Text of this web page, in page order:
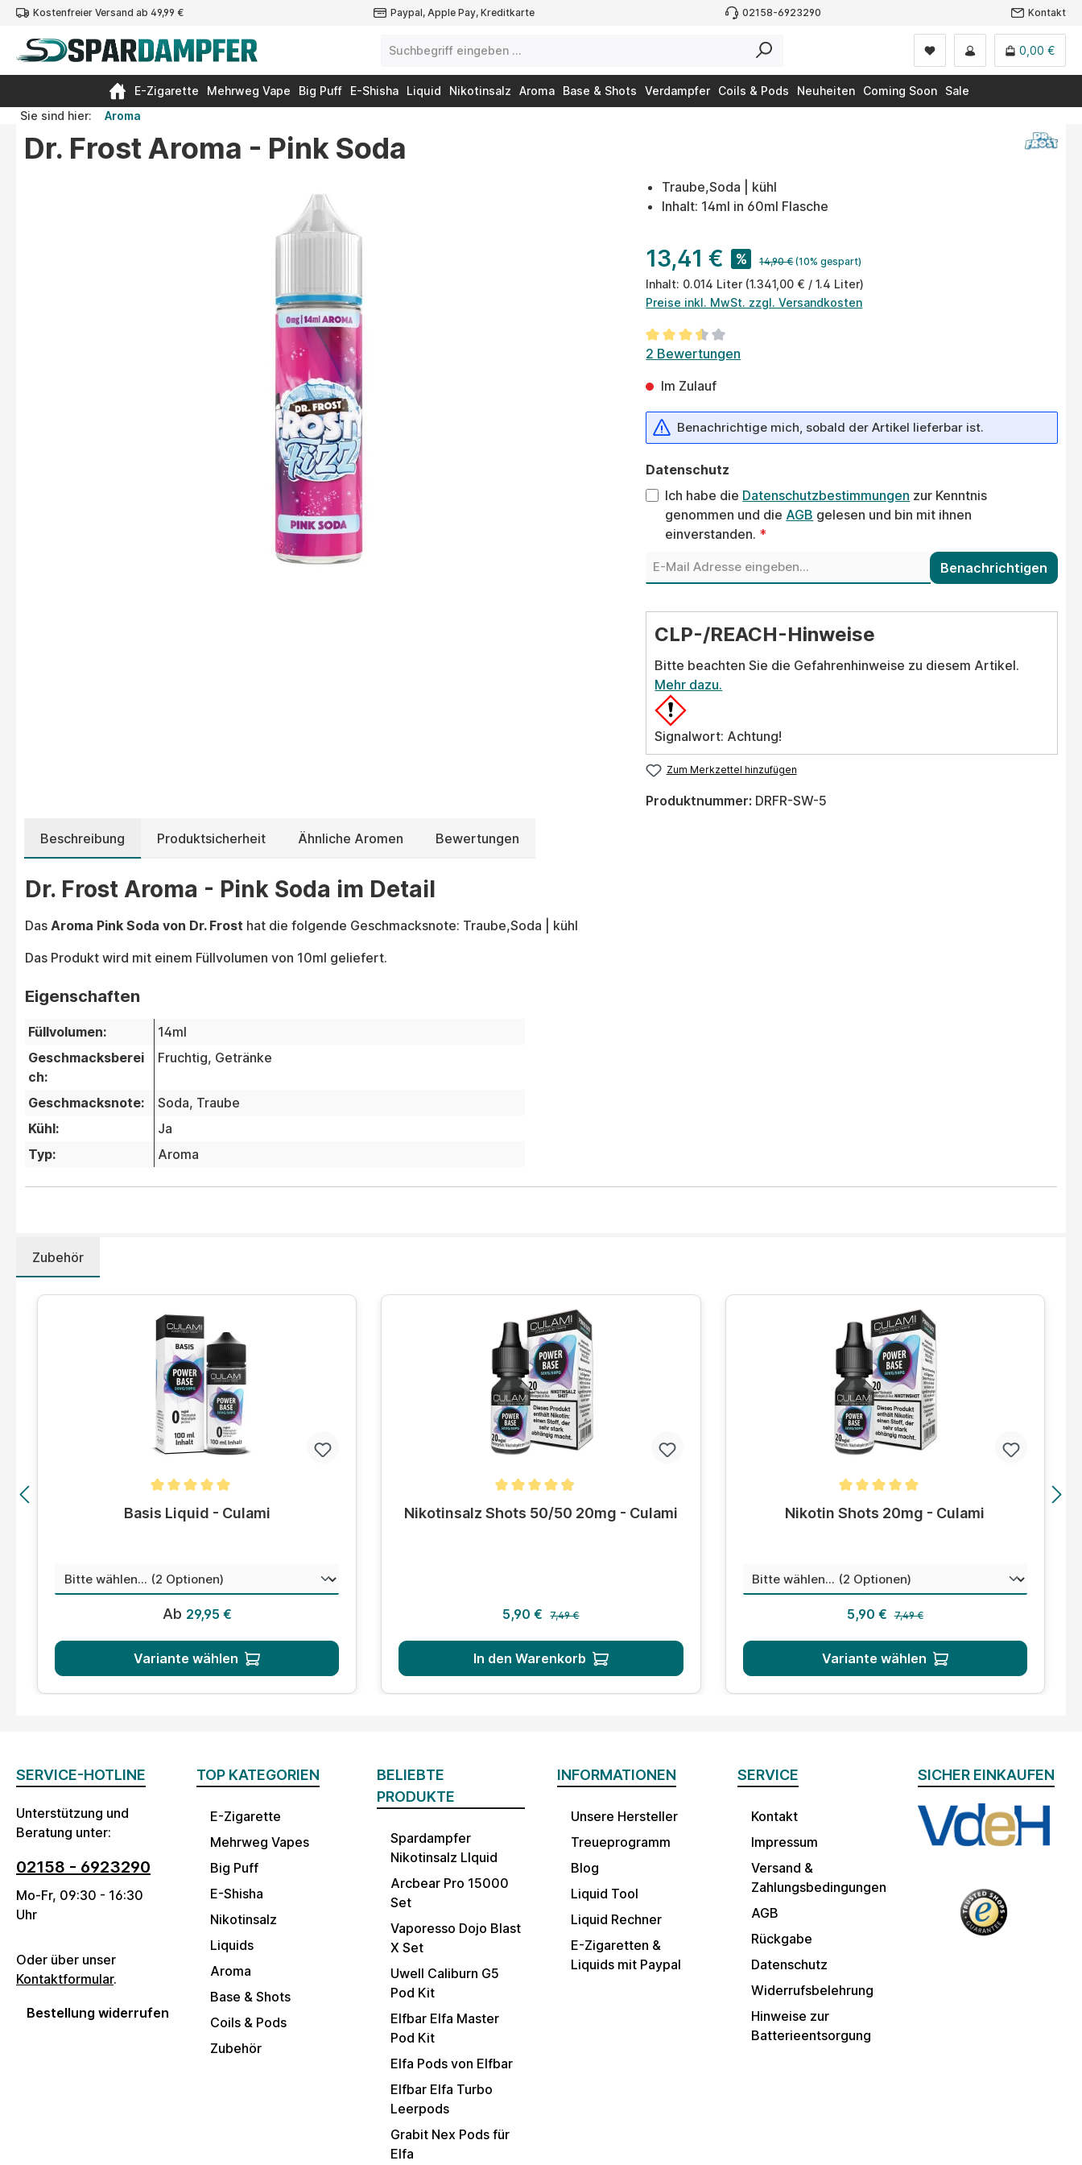
Zur Hauptnavigation springen
Kostenfreier Versand ab 49,99 € Paypal, Apple Pay, Kreditkarte 02158-6923290 Kontakt
0,00 €
E-Zigarette Mehrweg Vape Big Puff E-Shisha Liquid Nikotinsalz Aroma Base & Shots Verdampfer Coils & Pods Neuheiten Coming Soon
Sale
Sie sind hier:
Aroma
Dr. Frost Aroma - Pink Soda
Traube,Soda | kühl
Inhalt: 14ml in 60ml Flasche
13,41 € % 14,90 € (10% gespart)
Inhalt: 0.014 Liter (1.341,00 € / 1.4 Liter)
Preise inkl. MwSt. zzgl. Versandkosten
Durchschnittliche Bewertung von 3.5 von 5 Sternen
2 Bewertungen
Im Zulauf
Benachrichtige mich, sobald der Artikel lieferbar ist.
Datenschutz
Ich habe die Datenschutzbestimmungen zur Kenntnis
genommen und die AGB gelesen und bin mit ihnen
einverstanden. *
Benachrichtigen
CLP-/REACH-Hinweise
Bitte beachten Sie die Gefahrenhinweise zu diesem Artikel.
Mehr dazu.
Signalwort: Achtung!
Zum Merkzettel hinzufügen
Produktnummer: DRFR-SW-5
Beschreibung Produktsicherheit Ähnliche Aromen Bewertungen
Dr. Frost Aroma - Pink Soda im Detail
Das Aroma Pink Soda von Dr. Frost hat die folgende Geschmacksnote: Traube,Soda | kühl
Das Produkt wird mit einem Füllvolumen von 10ml geliefert.
Eigenschaften
Füllvolumen:
14ml
Geschmacksberei
ch:
Fruchtig, Getränke
Geschmacksnote: Soda, Traube
Kühl:
Ja
Typ:
Aroma
Zubehör
Produktgalerie überspringen
Durchschnittliche Bewertung von 5 von 5 Sternen
Basis Liquid - Culami
Mengeauswählen
Regulärer Preis:
Ab 29,95 €
Variante wählen
Durchschnittliche Bewertung von 4.8 von 5 Sternen
Nikotinsalz Shots 50/50 20mg - Culami
Verkaufspreis:
5,90 € Regulärer Preis:
7,49 €
In den Warenkorb
Durchschnittliche Bewertung von 5 von 5 Sternen
Nikotin Shots 20mg - Culami
Mischungsverhältnis auswählen
Verkaufspreis:
5,90 € Regulärer Preis:
7,49 €
Variante wählen
SERVICE-HOTLINE
Unterstützung und
Beratung unter:
02158 - 6923290
Mo-Fr, 09:30 - 16:30
Uhr
Oder über unser
Kontaktformular.
Bestellung widerrufen
TOP KATEGORIEN
E-Zigarette
Mehrweg Vapes
Big Puff
E-Shisha
Nikotinsalz
Liquids
Aroma
Base & Shots
Coils & Pods
Zubehör
BELIEBTE
PRODUKTE
Spardampfer
Nikotinsalz LIquid
Arcbear Pro 15000
Set
Vaporesso Dojo Blast
X Set
Uwell Caliburn G5
Pod Kit
Elfbar Elfa Master
Pod Kit
Elfa Pods von Elfbar
Elfbar Elfa Turbo
Leerpods
Grabit Nex Pods für
Elfa
INFORMATIONEN
Unsere Hersteller
Treueprogramm
Blog
Liquid Tool
Liquid Rechner
E-Zigaretten &
Liquids mit Paypal
SERVICE
Kontakt
Impressum
Versand &
Zahlungsbedingungen
AGB
Rückgabe
Datenschutz
Widerrufsbelehrung
Hinweise zur
Batterieentsorgung
SICHER EINKAUFEN